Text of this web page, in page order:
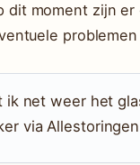
dit moment zijn
ik net weer het
via